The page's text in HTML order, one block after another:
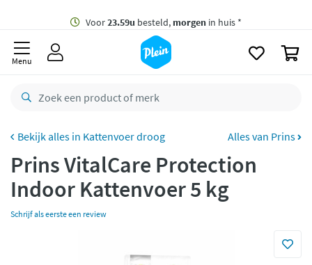
besteld,
retourneren
CO2 neutraal
Betaal met Klarna
Menu
Kattenvoer droog Alles van Prins
Prins VitalCare Protection
Indoor Kattenvoer 5 kg
Schrijf als eerste een review